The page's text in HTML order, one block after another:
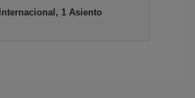
1 Asiento